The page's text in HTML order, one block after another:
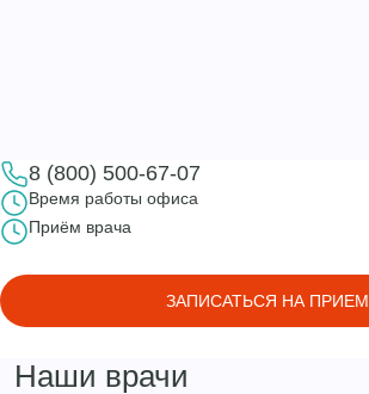
8 (800) 500-67-07
Время работы офиса
Приём врача
ЗАПИСАТЬСЯ НА ПРИЕМ
Наши врачи